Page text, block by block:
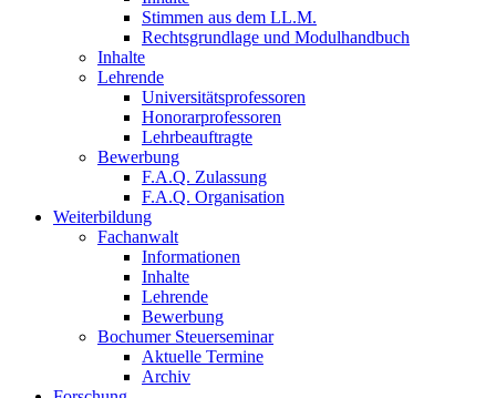
Stimmen aus dem LL.M.
Rechtsgrundlage und Modulhandbuch
Inhalte
Lehrende
Universitätsprofessoren
Honorarprofessoren
Lehrbeauftragte
Bewerbung
F.A.Q. Zulassung
F.A.Q. Organisation
Weiterbildung
Fachanwalt
Informationen
Inhalte
Lehrende
Bewerbung
Bochumer Steuerseminar
Aktuelle Termine
Archiv